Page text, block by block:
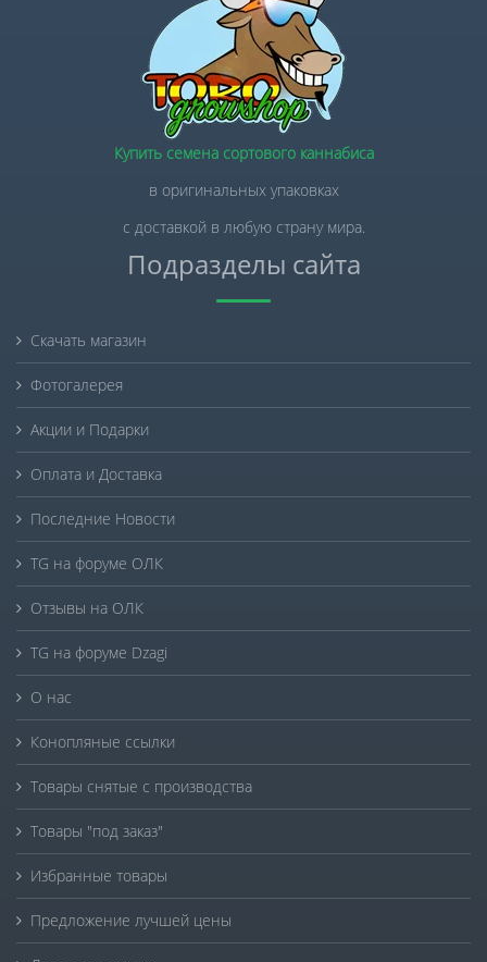
Купить семена сортового каннабиса
в оригинальных упаковках
с доставкой в любую страну мира.
Подразделы сайта
Скачать магазин
Фотогалерея
Акции и Подарки
Оплата и Доставка
Последние Новости
TG на форуме ОЛК
Отзывы на ОЛК
TG на форуме Dzagi
О нас
Конопляные ссылки
Товары снятые с производства
Товары "под заказ"
Избранные товары
Предложение лучшей цены